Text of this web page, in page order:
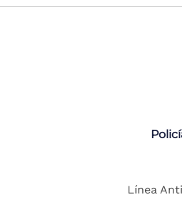
Línea